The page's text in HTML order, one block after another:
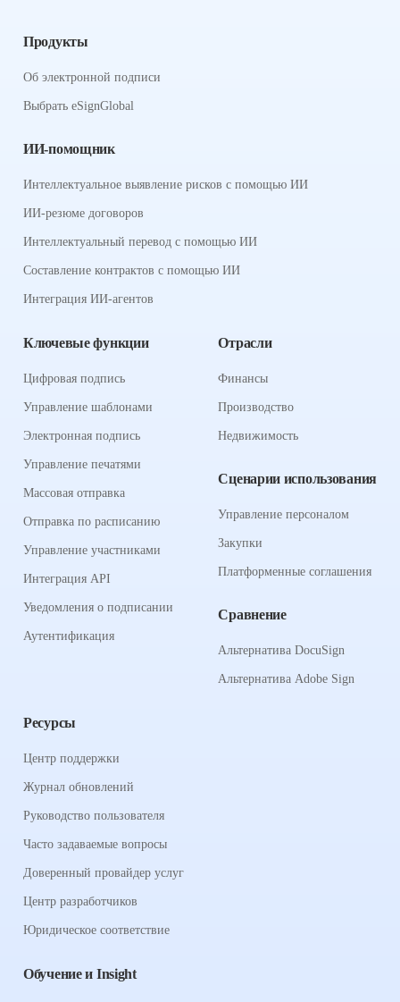
Продукты
Об электронной подписи
Выбрать eSignGlobal
ИИ-помощник
Интеллектуальное выявление рисков с помощью ИИ
ИИ-резюме договоров
Интеллектуальный перевод с помощью ИИ
Составление контрактов с помощью ИИ
Интеграция ИИ-агентов
Ключевые функции
Цифровая подпись
Управление шаблонами
Электронная подпись
Управление печатями
Массовая отправка
Отправка по расписанию
Управление участниками
Интеграция API
Уведомления о подписании
Аутентификация
Отрасли
Финансы
Производство
Недвижимость
Сценарии использования
Управление персоналом
Закупки
Платформенные соглашения
Сравнение
Альтернатива DocuSign
Альтернатива Adobe Sign
Ресурсы
Центр поддержки
Журнал обновлений
Руководство пользователя
Часто задаваемые вопросы
Доверенный провайдер услуг
Центр разработчиков
Юридическое соответствие
Обучение и Insight